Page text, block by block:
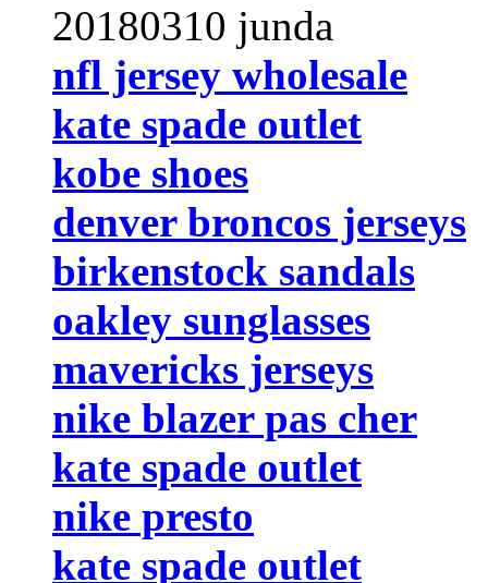
20180310 junda
nfl jersey wholesale
kate spade outlet
kobe shoes
denver broncos jerseys
birkenstock sandals
oakley sunglasses
mavericks jerseys
nike blazer pas cher
kate spade outlet
nike presto
kate spade outlet